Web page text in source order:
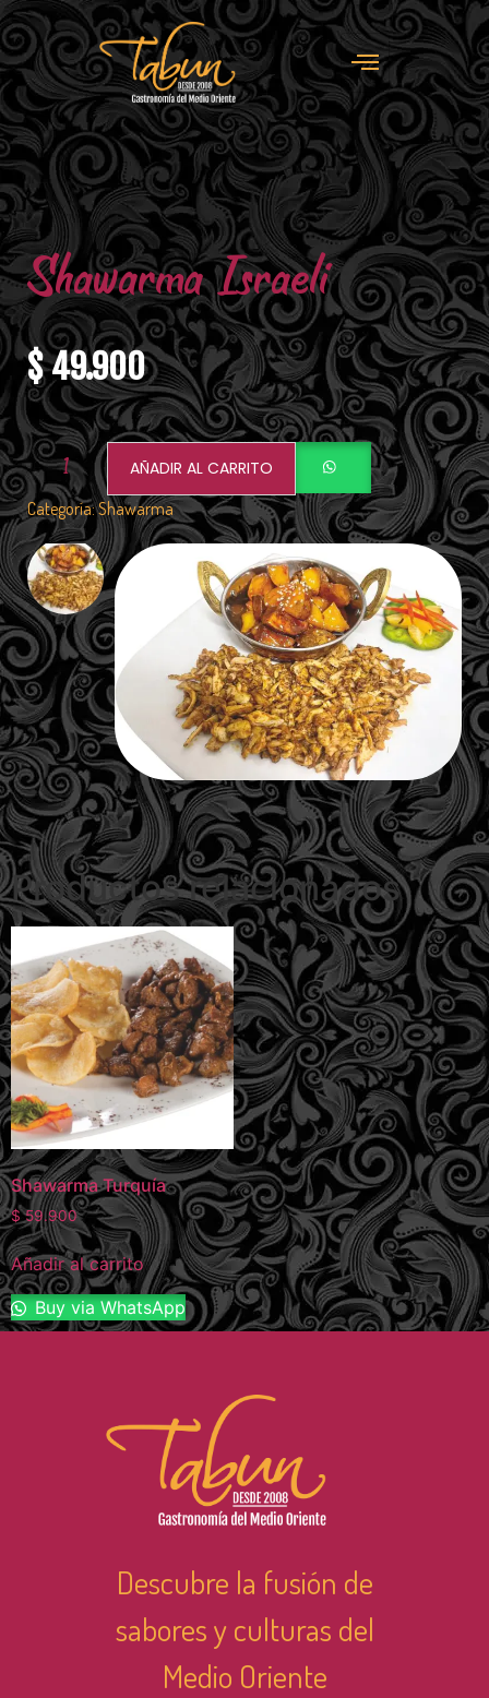
Shawarma Israeli
$49.900
AÑADIR AL CARRITO
Categoría:Shawarma
Productos relacionados
Shawarma Turquía
$59.900
Añadir al carrito
Buy via WhatsApp
Descubre la fusión de
sabores y culturas del
Medio Oriente